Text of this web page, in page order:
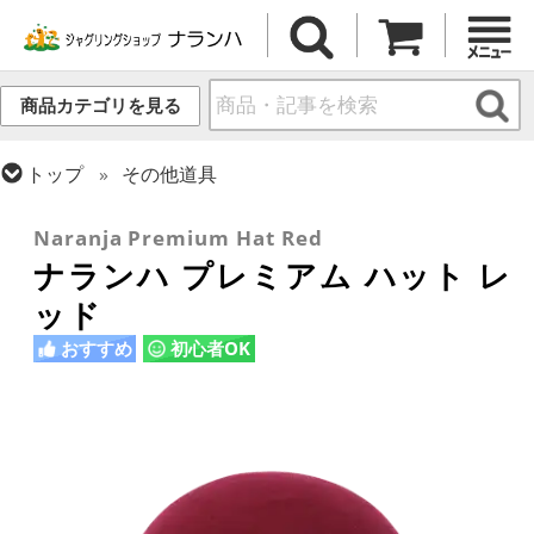
商品カテゴリを見る
トップ
その他道具
Naranja Premium Hat Red
ナランハ プレミアム ハット レ
ッド
おすすめ 初心者OK